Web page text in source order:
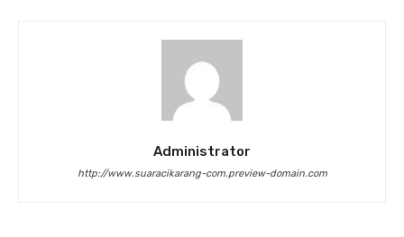
Administrator
http://www.suaracikarang-com.preview-domain.com